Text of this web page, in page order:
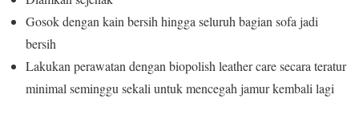
Gosok dengan kain bersih hingga seluruh bagian sofa jadi
bersih
Lakukan perawatan dengan biopolish leather care secara teratur
minimal seminggu sekali untuk mencegah jamur kembali lagi